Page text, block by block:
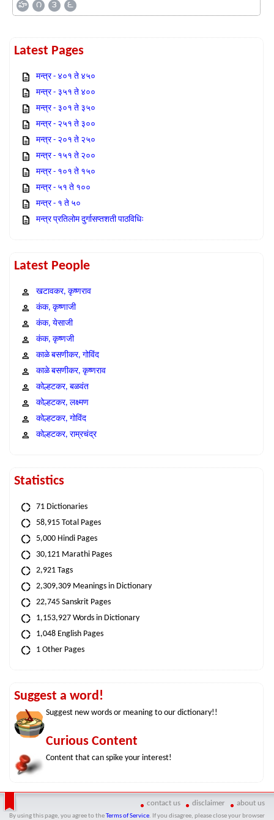
హ
౧ ౩ ౬
Latest Pages
मन्त्र - ४०१ ते ४५०
मन्त्र - ३५१ ते ४००
मन्त्र - ३०१ ते ३५०
मन्त्र - २५१ ते ३००
मन्त्र - २०१ ते २५०
मन्त्र - १५१ ते २००
मन्त्र - १०१ ते १५०
मन्त्र - ५१ ते १००
मन्त्र - १ ते ५०
मन्त्र प्रतिलोम दुर्गासप्तशती पाठविधिः
Latest People
खटावकर, कृष्णराव
कंक, कृष्णाजी
कंक, येसाजी
कंक, कृष्णजी
काळे बसणीकर, गोविंद
काळे बसणीकर, कृष्णराव
कोल्हटकर, बळवंत
कोल्हटकर, लक्ष्मण
कोल्हटकर, गोविंद
कोल्हटकर, राम्रचंद्र
Statistics
71 Dictionaries
58,915 Total Pages
5,000 Hindi Pages
30,121 Marathi Pages
2,921 Tags
2,309,309 Meanings in Dictionary
22,745 Sanskrit Pages
1,153,927 Words in Dictionary
1,048 English Pages
1 Other Pages
Suggest a word!
Suggest new words or meaning to our dictionary!!
Curious Content
Content that can spike your interest!
contact us disclaimer about us
By using this page, you agree to the Terms of Service. If you disagree, please close your browser